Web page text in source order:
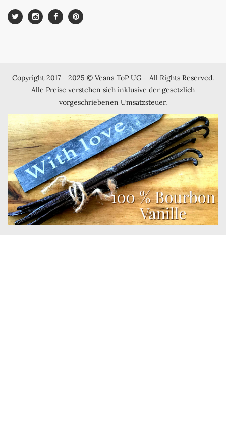
Copyright 2017 - 2025 © Veana ToP UG - All Rights Reserved.
Alle Preise verstehen sich inklusive der gesetzlich
vorgeschriebenen Umsatzsteuer.